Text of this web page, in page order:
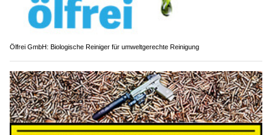
Ölfrei GmbH: Biologische Reiniger für umweltgerechte Reinigung